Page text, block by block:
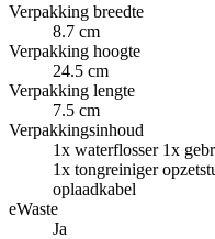
Verpakking breedte
8.7 cm
Verpakking hoogte
24.5 cm
Verpakking lengte
7.5 cm
Verpakkingsinhoud
1x waterflosser 1x
1x tongreiniger
oplaadkabel
eWaste
Ja